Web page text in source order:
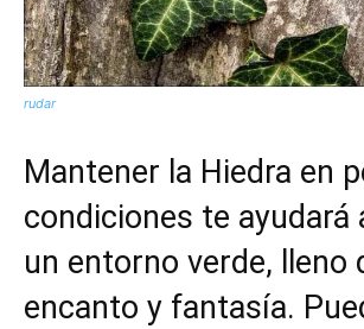
rudar
Mantener la Hiedra en
condiciones te ayudará
un entorno verde, lleno
encanto y fantasía.